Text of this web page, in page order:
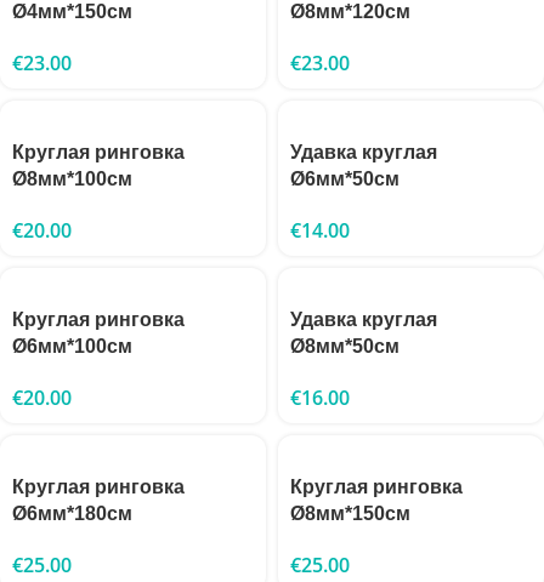
Ø4мм*150см
€23.00
Ø8мм*120см
€23.00
Круглая ринговка
Ø8мм*100см
€20.00
Удавка круглая
Ø6мм*50см
€14.00
Круглая ринговка
Ø6мм*100см
€20.00
Удавка круглая
Ø8мм*50см
€16.00
Круглая ринговка
Ø6мм*180см
€25.00
Круглая ринговка
Ø8мм*150см
€25.00